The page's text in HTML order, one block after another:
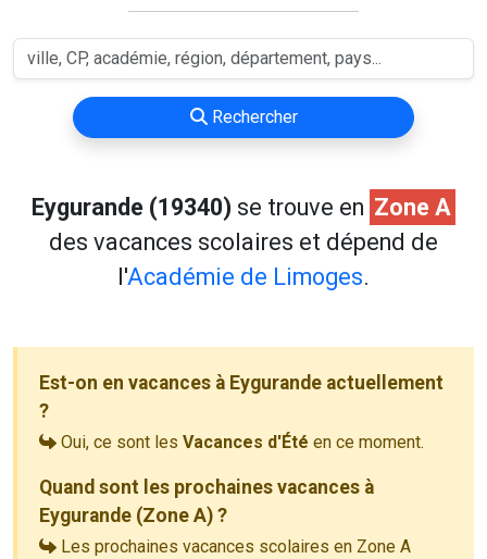
Rechercher
Eygurande (19340) se trouve en Zone A
des vacances scolaires et dépend de
l'Académie de Limoges.
Est-on en vacances à Eygurande actuellement
?
Oui, ce sont les Vacances d'Été en ce moment.
Quand sont les prochaines vacances à
Eygurande (Zone A) ?
Les prochaines vacances scolaires en Zone A